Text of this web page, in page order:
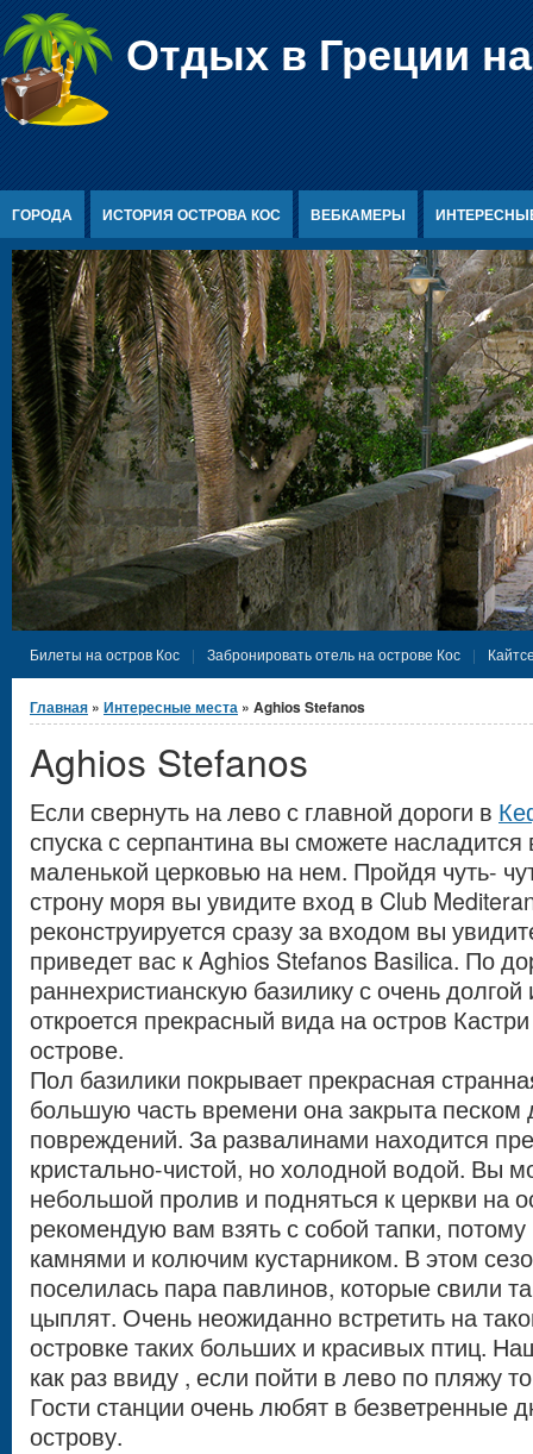
Перейти к содержимомуОтдых в Греции
ГОРОДА ИСТОРИЯ ОСТРОВА КОС ВЕБКАМЕРЫ
Билеты на остров Кос Забронировать отель на острове Кос
Вы здесь
Главная » Интересные места » Aghios Stefanos
Aghios Stefanos
Если свернуть на лево с главной дороги в
спуска с серпантина вы сможете
маленькой церковью на нем. Пройдя чуть-
строну моря вы увидите вход в Club
реконструируется сразу за входом вы
приведет вас к Aghios Stefanos Basilica. По
раннехристианскую базилику с очень
откроется прекрасный вида на остров
острове.
Пол базилики покрывает прекрасная
большую часть времени она закрыта
повреждений. За развалинами находится
кристально-чистой, но холодной водой. Вы
небольшой пролив и подняться к церкви на
рекомендую вам взять с собой тапки, потому
камнями и колючим кустарником. В этом
поселилась пара павлинов, которые свили
цыплят. Очень неожиданно встретить на
островке таких больших и красивых птиц.
как раз ввиду , если пойти в лево по пляжу
Гости станции очень любят в безветренные
острову.